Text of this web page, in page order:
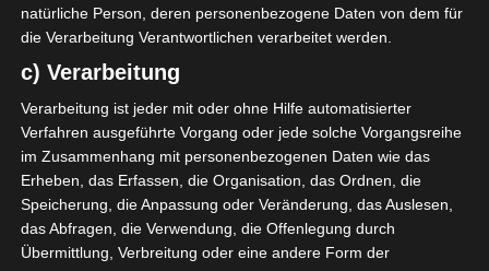
Avenir Sportif de Soliman (ASS) – Club Africain Tun
is (CA)
Espérance Sportive de Tunis (EST) – Union Sportive
Monastirienne (USMO)
Die nächsten Begegnungen
SPIELTAG 1
22 Aug. 2026
natürliche Person, deren personenbezogene Daten von dem für
die Verarbeitung Verantwortlichen verarbeitet werden.
c) Verarbeitung
Verarbeitung ist jeder mit oder ohne Hilfe automatisierter
Verfahren ausgeführte Vorgang oder jede solche Vorgangsreihe
im Zusammenhang mit personenbezogenen Daten wie das
Erheben, das Erfassen, die Organisation, das Ordnen, die
Speicherung, die Anpassung oder Veränderung, das Auslesen,
das Abfragen, die Verwendung, die Offenlegung durch
Übermittlung, Verbreitung oder eine andere Form der